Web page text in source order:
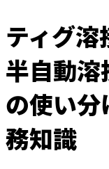
ティグ溶
半自動
の使い
務知識